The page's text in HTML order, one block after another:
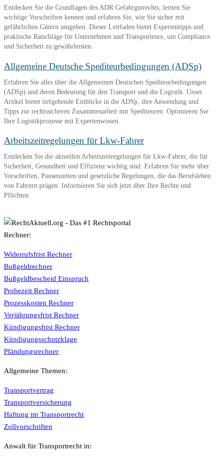
Entdecken Sie die Grundlagen des ADR Gefahrgutrechts, lernen Sie
wichtige Vorschriften kennen und erfahren Sie, wie Sie sicher mit
gefährlichen Gütern umgehen. Dieser Leitfaden bietet Expertentipps und
praktische Ratschläge für Unternehmen und Transporteure, um Compliance
und Sicherheit zu gewährleisten.
Allgemeine Deutsche Spediteurbedingungen (ADSp)
Erfahren Sie alles über die Allgemeinen Deutschen Spediteurbedingungen
(ADSp) und deren Bedeutung für den Transport und die Logistik. Unser
Artikel bietet tiefgehende Einblicke in die ADSp, ihre Anwendung und
Tipps zur rechtssicheren Zusammenarbeit mit Spediteuren. Optimieren Sie
Ihre Logistikprozesse mit Expertenwissen.
Arbeitszeitregelungen für Lkw-Fahrer
Entdecken Sie die aktuellen Arbeitszeitregelungen für Lkw-Fahrer, die für
Sicherheit, Gesundheit und Effizienz wichtig sind. Erfahren Sie mehr über
Vorschriften, Pausenzeiten und gesetzliche Regelungen, die das Berufsleben
von Fahrern prägen. Informieren Sie sich jetzt über Ihre Rechte und
Pflichten.
Rechner:
Widerrufsfrist Rechner
Bußgeldrechner
Bußgeldbescheid Einspruch
Probezeit Rechner
Prozesskosten Rechner
Verjährungsfrist Rechner
Kündigungsfrist Rechner
Kündigungsschutzklage
Pfändungsrechner
Allgemeine Themen:
Transportvertrag
Transportversicherung
Haftung im Transportrecht
Zollvorschriften
Anwalt für Transportrecht in: